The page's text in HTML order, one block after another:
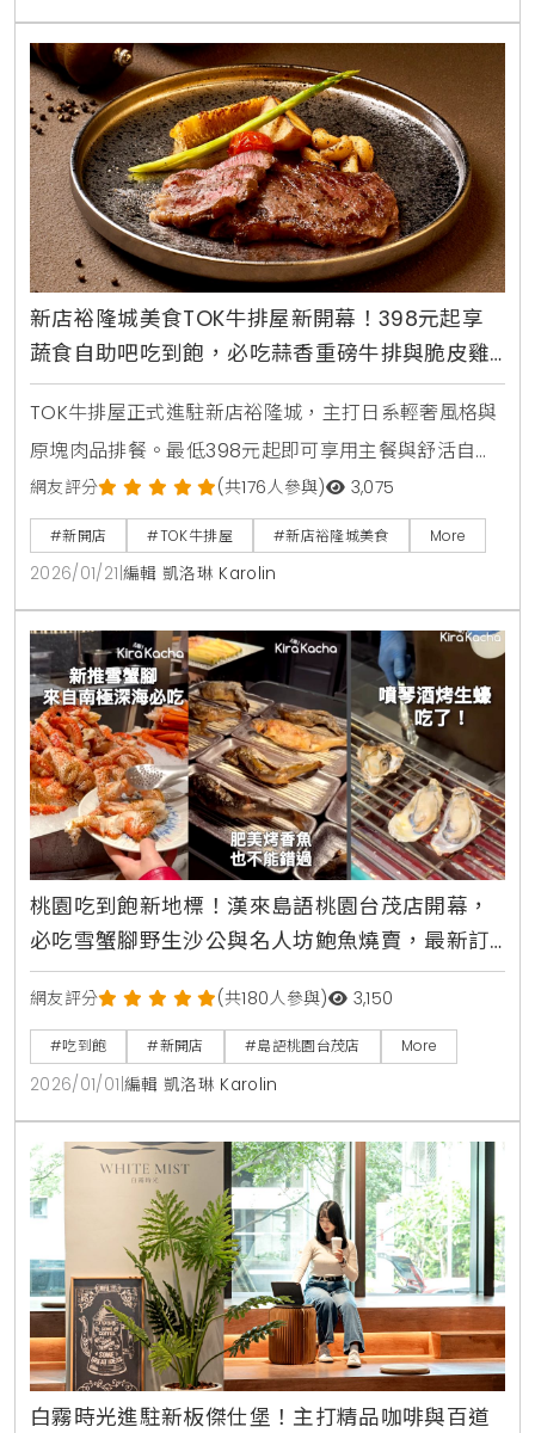
新店裕隆城美食TOK牛排屋新開幕！398元起享
蔬食自助吧吃到飽，必吃蒜香重磅牛排與脆皮雞
腿排
TOK牛排屋正式進駐新店裕隆城，主打日系輕奢風格與
原塊肉品排餐。最低398元起即可享用主餐與舒活自助
吧吃到飽，內含宜蘭小農有機生菜等18種蔬果。推薦必
點10oz蒜香重磅牛排與脆皮雞腿排。120公分以下兒童
免費享自助吧，是新北親子聚餐與約會的高CP值美食新
選擇。
網友評分 (共176人參與) 3,075
#新開店 #TOK牛排屋 #新店裕隆城美食 More
2026/01/21 編輯 凱洛琳 Karolin
桃園吃到飽新地標！漢來島語桃園台茂店開幕，
必吃雪蟹腳野生沙公與名人坊鮑魚燒賣，最新訂
位攻略與完整價位一次看清楚
網友評分 (共180人參與) 3,150
#吃到飽 #新開店 #島語桃園台茂店 More
2026/01/01 編輯 凱洛琳 Karolin
白霧時光進駐新板傑仕堡！主打精品咖啡與百道